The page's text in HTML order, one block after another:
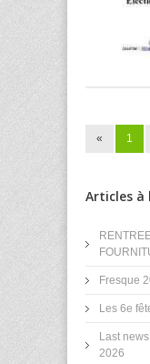
« 1
Articles à
Fresque
Les 6e
Last
2026